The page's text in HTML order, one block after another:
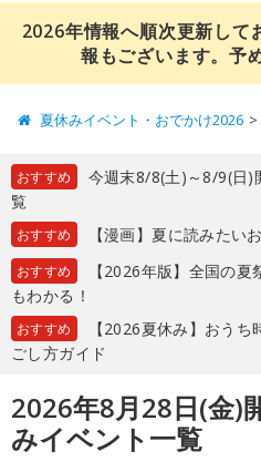
2026年情報へ順次更新して
報もございます。予
夏休みイベント・おでかけ2026
おすすめ
今週末8/8(土)～8/9(日)
覧
おすすめ 【漫画】夏に読みたい
おすすめ
【2026年版】全国の
もわかる！
おすすめ
【2026夏休み】おう
ごし方ガイド
2026年8月28日(金)
みイベント一覧